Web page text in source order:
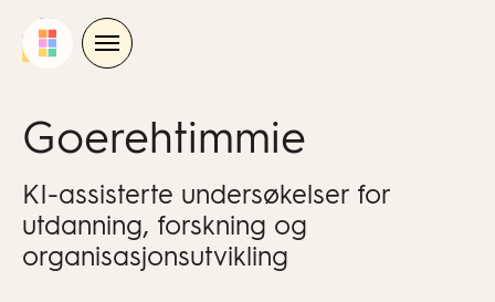
Goerehtimmie
KI-assisterte undersøkelser for
utdanning, forskning og
organisasjonsutvikling